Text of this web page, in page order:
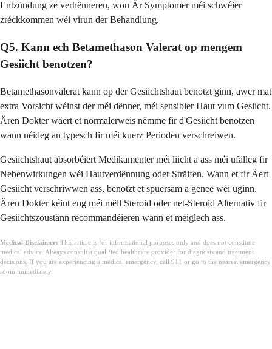
Entzündung ze verhënneren, wou Är Symptomer méi schwéier
zréckkommen wéi virun der Behandlung.
Q5. Kann ech Betamethason Valerat op mengem
Gesiicht benotzen?
Betamethasonvalerat kann op der Gesiichtshaut benotzt ginn, awer mat
extra Vorsicht wéinst der méi dënner, méi sensibler Haut vum Gesiicht.
Ären Dokter wäert et normalerweis nëmme fir d'Gesiicht benotzen
wann néideg an typesch fir méi kuerz Perioden verschreiwen.
Gesiichtshaut absorbéiert Medikamenter méi liicht a ass méi ufälleg fir
Nebenwirkungen wéi Hautverdënnung oder Sträifen. Wann et fir Äert
Gesiicht verschriwwen ass, benotzt et spuersam a genee wéi uginn.
Ären Dokter kéint eng méi mëll Steroid oder net-Steroid Alternativ fir
Gesiichtszoustänn recommandéieren wann et méiglech ass.
Medical Disclaimer: This article is for informational purposes only and does not constitute
medical advice. Always consult a qualified healthcare provider for diagnosis and treatment
decisions. If you are experiencing a medical emergency, call 911 or go to the nearest emergency
room immediately.